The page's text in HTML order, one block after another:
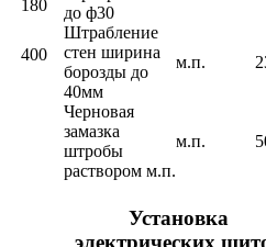
180
400
до ф30
Штрабление
стен ширина
борозды до
40мм
м.п.
Черновая
замазка
штробы
раствором м.п.
м.п.
Установка
электрических